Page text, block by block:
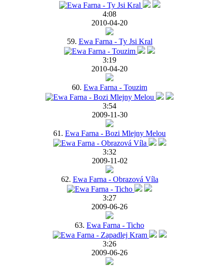
4:08
2010-04-20
59. Ewa Farna - Ty Jsi Kral
3:19
2010-04-20
60. Ewa Farna - Touzim
3:54
2009-11-30
61. Ewa Farna - Bozi Mlejny Melou
3:32
2009-11-02
62. Ewa Farna - Obrazová Víla
3:27
2009-06-26
63. Ewa Farna - Ticho
3:26
2009-06-26